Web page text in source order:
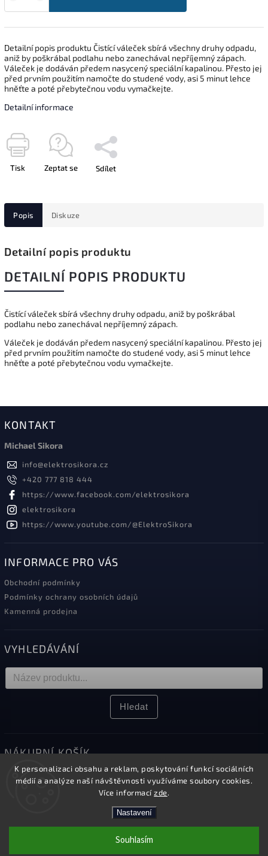
K personalizaci obsahu a reklam, poskytování funkcí sociálních
médií a analýze naší návštěvnosti využíváme soubory cookies.
Více informacízde.
Nastavení
Souhlasím
Kamenná prodejna v Českém Těšíně
Detailní popis produktu Čistící váleček sbírá všechny druhy odpadu,
aniž by poškrábal podlahu nebo zanechával nepříjemný zápach.
Váleček je dodáván předem nasycený speciální kapalinou. Přesto jej
před prvním použitím namočte do studené vody, asi 5 minut lehce
hněťte a poté přebytečnou vodu vymačkejte.
Detailní informace
Tisk Zeptat se Sdílet
Popis Diskuze
Detailní popis produktu
DETAILNÍ POPIS PRODUKTU
Čistící válečeksbírá všechny druhy odpadu, aniž by poškrábal
podlahu nebo zanechával nepříjemný zápach.
Váleček je dodáván předem nasycený speciální kapalinou. Přesto jej
před prvním použitím namočte do studené vody, asi 5 minut lehce
hněťte a poté přebytečnou vodu vymačkejte.
KONTAKT
Michael Sikora
info@elektrosikora.cz
+420 777 818 444
https://www.facebook.com/elektrosikora
elektrosikora
https://www.youtube.com/@ElektroSikora
INFORMACE PRO VÁS
Obchodní podmínky
Podmínky ochrany osobních údajů
Kamenná prodejna
VYHLEDÁVÁNÍ
Hledat
NÁKUPNÍ KOŠÍK
0ks /0 Kč
Copyright 2026Elektro Sikora. Všechna práva vyhrazena.
Upravit nastavení cookies